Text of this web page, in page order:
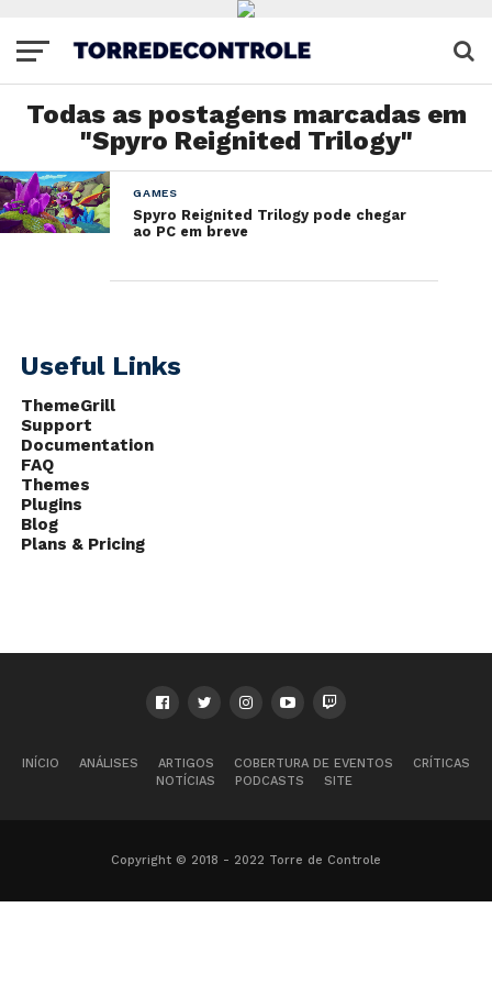
Todas as postagens marcadas em
"Spyro Reignited Trilogy"
GAMES
Spyro Reignited Trilogy pode chegar
ao PC em breve
Useful Links
ThemeGrill
Support
Documentation
FAQ
Themes
Plugins
Blog
Plans & Pricing
INÍCIO ANÁLISES ARTIGOS COBERTURA DE EVENTOS
CRÍTICAS
NOTÍCIAS
PODCASTS SITE
Copyright © 2018 - 2022 Torre de Controle